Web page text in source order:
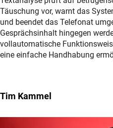
Täuschung vor, warnt das
und beendet das Telefonat
Gesprächsinhalt hingegen
vollautomatische
eine einfache Handhabung
Tim Kammel